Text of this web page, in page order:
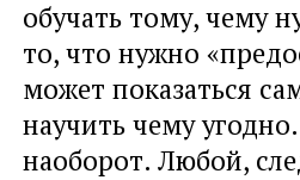
обучать тому, чему
то, что нужно
может показаться
научить чему
наоборот. Любой,